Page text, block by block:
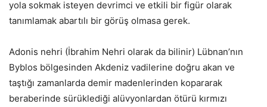
yola sokmak isteyen devrimci ve etkili bir figür olarak
tanımlamak abartılı bir görüş olmasa gerek.
Adonis nehri (İbrahim Nehri olarak da bilinir) Lübnan’nın
Byblos bölgesinden Akdeniz vadilerine doğru akan ve
taştığı zamanlarda demir madenlerinden kopararak
beraberinde sürüklediği alüvyonlardan ötürü kırmızı